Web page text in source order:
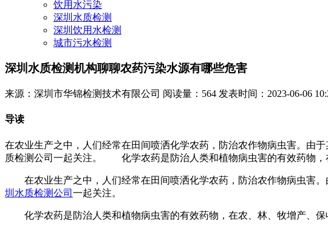
饮用水污染
深圳水质检测
深圳饮用水检测
城市污水检测
深圳水质检测机构聊聊农药污染水源有哪些危害
来源：深圳市华锦检测技术有限公司 阅读量：564 发表时间：2023-06-06
导读
在农业生产之中，人们经常在田间喷洒化学农药，防治农作物病虫害。由
质检测公司一起关注。 化学农药是防治人类和植物病虫害的有效药物，
在农业生产之中，人们经常在田间喷洒化学农药，防治农作物病虫害。
圳水质检测公司 一起关注。
化学农药是防治人类和植物病虫害的有效药物，在农、林、牧增产、保